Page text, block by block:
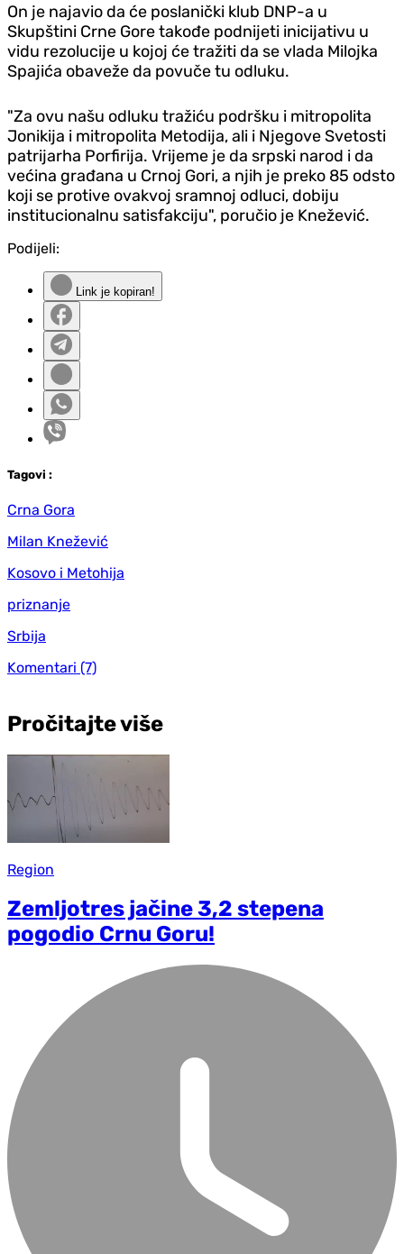
On je najavio da će poslanički klub DNP-a u
Skupštini Crne Gore takođe podnijeti inicijativu u
vidu rezolucije u kojoj će tražiti da se vlada Milojka
Spajića obaveže da povuče tu odluku.
"Za ovu našu odluku tražiću podršku i mitropolita
Jonikija i mitropolita Metodija, ali i Njegove Svetosti
patrijarha Porfirija. Vrijeme je da srpski narod i da
većina građana u Crnoj Gori, a njih je preko 85 odsto
koji se protive ovakvoj sramnoj odluci, dobiju
institucionalnu satisfakciju", poručio je Knežević.
Podijeli:
Link je kopiran!
Tagovi :
Crna Gora
Milan Knežević
Kosovo i Metohija
priznanje
Srbija
Komentari (7)
Pročitajte više
Region
Zemljotres jačine 3,2 stepena
pogodio Crnu Goru!